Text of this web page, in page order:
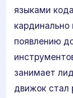
языками
кардинально
появлению
занимает
движок